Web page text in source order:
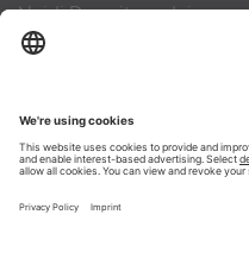
Najdi Duravit prodejce
Často kladené otázky
Facebook
Pinterest
Linked In